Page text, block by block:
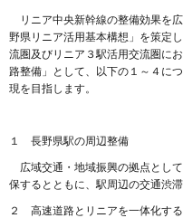
リニア中央新幹線の整備効果を
野県リニア活用基本構想」を策定
流圏及びリニア３駅活用交流圏に
路整備」として、以下の１～４に
現を目指します。
１ 長野県駅の周辺整備
広域交通・地域振興の拠点とし
保するとともに、駅周辺の交通渋滞
２ 高速道路とリニアを一体化す